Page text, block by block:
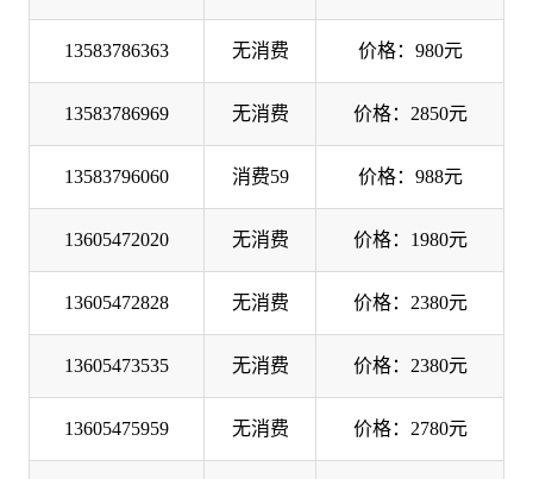
13583786363 无消费 价格：980元
13583786969 无消费 价格：2850元
13583796060 消费59 价格：988元
13605472020 无消费 价格：1980元
13605472828 无消费 价格：2380元
13605473535 无消费 价格：2380元
13605475959 无消费 价格：2780元